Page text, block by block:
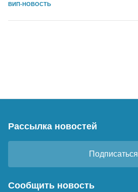
ВИП-НОВОСТЬ
Рассылка новостей
Подписаться
Сообщить новость